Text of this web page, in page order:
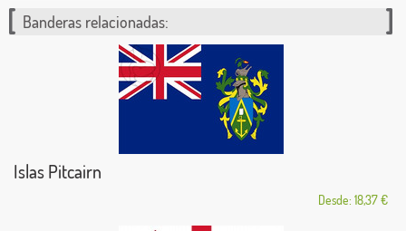
Banderas relacionadas:
Islas Pitcairn
Desde: 18,37 €